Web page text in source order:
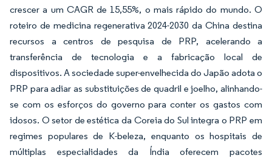
crescer a um CAGR de 15,55%, o mais rápido do mundo. O
roteiro de medicina regenerativa 2024-2030 da China destina
recursos a centros de pesquisa de PRP, acelerando a
transferência de tecnologia e a fabricação local de
dispositivos. A sociedade super-envelhecida do Japão adota o
PRP para adiar as substituições de quadril e joelho, alinhando-
se com os esforços do governo para conter os gastos com
idosos. O setor de estética da Coreia do Sul integra o PRP em
regimes populares de K-beleza, enquanto os hospitais de
múltiplas especialidades da Índia oferecem pacotes